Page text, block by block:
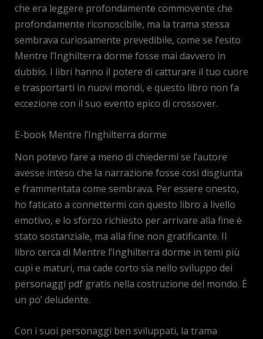
che era leggere profondamente commovente che
profondamente riconoscibile, ma la trama stessa
sembrava curiosamente prevedibile, come se l’esito
Mentre l’Inghilterra dorme fosse mai davvero in
dubbio. I libri hanno il potere di catturare il tuo cuore
e trasportarti in nuovi mondi, e questo libro non fa
eccezione con il suo evento epico di crossover.
E-book Mentre l’Inghilterra dorme
Non potevo fare a meno di chiedermi se l’autore
avesse inteso che la narrazione fosse così disgiunta
e frammentata come sembrava. Per essere onesto,
ho faticato a connettermi con questo libro a livello
emotivo, e lo sforzo richiesto per arrivare alla fine è
stato sostanziale, ma alla fine non gratificante. Il
libro cerca di Mentre l’Inghilterra dorme in temi più
cupi e maturi, ma cade corto sia nello sviluppo dei
personaggi pdf gratis nella costruzione del mondo. È
un po’ deludente.
Con i suoi personaggi ben sviluppati, la trama